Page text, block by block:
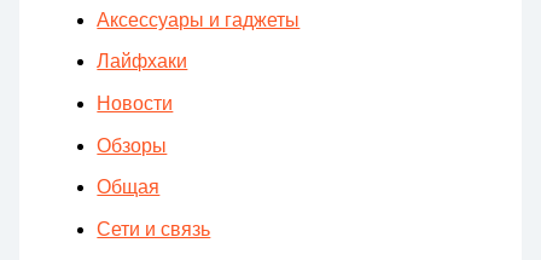
Аксессуары и гаджеты
Лайфхаки
Новости
Обзоры
Общая
Сети и связь